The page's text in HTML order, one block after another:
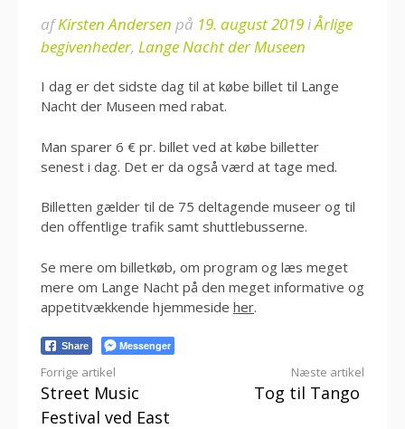
afKirsten Andersen på 19. august 2019iÅrlige
begivenheder, Lange Nacht der Museen
I dag er det sidste dag til at købe billet til Lange
Nacht der Museen med rabat.
Man sparer 6 € pr. billet ved at købe billetter
senest i dag. Det er da også værd at tage med.
Billetten gælder til de 75 deltagende museer og til
den offentlige trafik samt shuttlebusserne.
Se mere om billetkøb, om program og læs meget
mere om Lange Nacht på den meget informative og
appetitvækkende hjemmeside her.
Share Messenger
Læs
videre
Forrige artikel
Street Music
Festival ved East
Næste artikel
Tog til Tango